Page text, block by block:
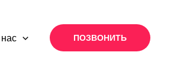
ПОЗВОНИТЬ